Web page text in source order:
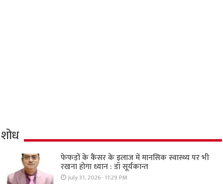
शोध
फेफड़ों के कैंसर के इलाज में मानसिक स्वास्थ्य पर भी
रखना होगा ध्यान : डॉ सूर्यकान्त
July 31, 2026- 11:29 PM